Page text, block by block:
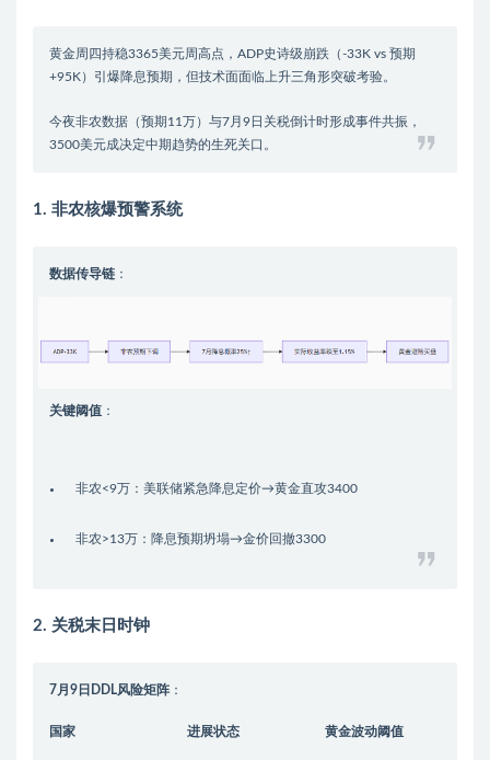
黄金周四持稳3365美元周高点，ADP史诗级崩跌（-33K vs 预期
+95K）引爆降息预期，但技术面面临上升三角形突破考验。
今夜非农数据（预期11万）与7月9日关税倒计时形成事件共振，
3500美元成决定中期趋势的生死关口。
1. 非农核爆预警系统
数据传导链 ：
关键阈值 ：
非农<9万：美联储紧急降息定价→黄金直攻3400
非农>13万：降息预期坍塌→金价回撤3300
2. 关税末日时钟
7月9日DDL风险矩阵 ：
国家 进展状态 黄金波动阈值